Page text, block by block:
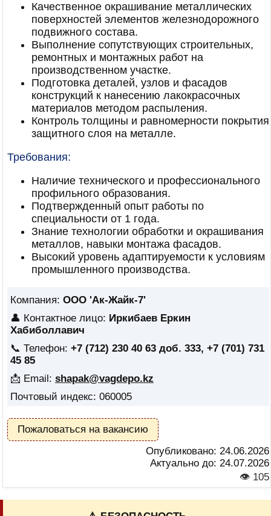
Качественное окрашивание металлических
поверхностей элементов железнодорожного
подвижного состава.
Выполнение сопутствующих строительных,
ремонтных и монтажных работ на
производственном участке.
Подготовка деталей, узлов и фасадов
конструкций к нанесению лакокрасочных
материалов методом распыления.
Контроль толщины и равномерности покрытия
защитного слоя на металле.
Требования:
Наличие технического и профессионального
профильного образования.
Подтвержденный опыт работы по
специальности от 1 года.
Знание технологии обработки и окрашивания
металлов, навыки монтажа фасадов.
Высокий уровень адаптируемости к условиям
промышленного производства.
Компания: ООО 'Ак-Жайк-7'
👤 Контактное лицо: Иркибаев Еркин
Хабиболлавич
📞 Телефон: +7 (712) 230 40 63 доб. 333, +7 (701) 731
45 85
📩 Email: shapak@vagdepo.kz
Почтовый индекс: 060005
Пожаловаться на вакансию
Опубликовано: 24.06.2026
Актуально до: 24.07.2026
👁 105